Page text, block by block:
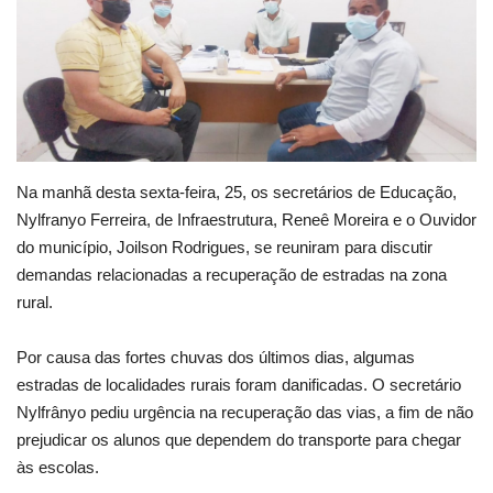
Webmail
Contato
Na manhã desta sexta-feira, 25, os secretários de Educação,
Nylfranyo Ferreira, de Infraestrutura, Reneê Moreira e o Ouvidor
do município, Joilson Rodrigues, se reuniram para discutir
demandas relacionadas a recuperação de estradas na zona
rural.
Por causa das fortes chuvas dos últimos dias, algumas
estradas de localidades rurais foram danificadas. O secretário
Nylfrânyo pediu urgência na recuperação das vias, a fim de não
prejudicar os alunos que dependem do transporte para chegar
às escolas.